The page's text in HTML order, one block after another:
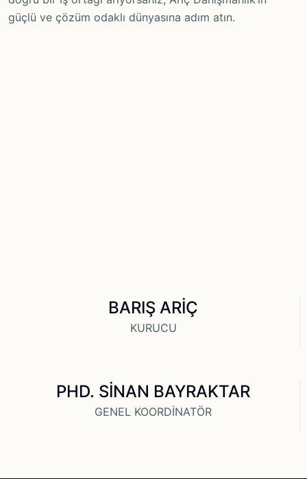
güçlü ve çözüm odaklı dünyasına adım atın.
BARIŞ ARİÇ
KURUCU
PHD. SİNAN BAYRAKTAR
GENEL KOORDİNATÖR